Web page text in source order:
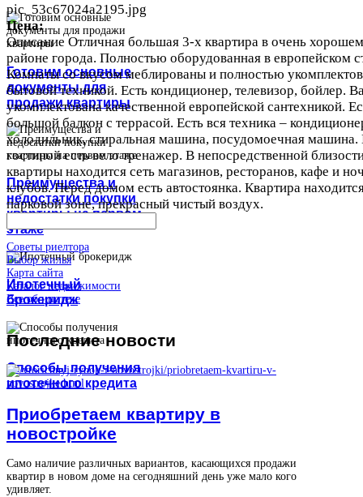
Готовим основные
документы для
продажи квартиры
Преимущества и
недостатки покупки
квартиры на первом
этаже
Ипотечный
брокеридж
Способы получения
ипотечного кредита
pic_53c67024a2195.jpg
Цена:
Описание Отличная большая 3-х квартира в очень хорошем
районе города. Полностью оборудованная в европейском
Комнаты со вкусом меблированы и полностью
бытовой техникой. Есть кондиционер, телевизор, бойлер.
укомплектована качественной европейской сантехникой.
большой балкон с террасой. Есть вся техника –
холодильник, стиральная машина, посудомоечная машина.
гостиной есть вело тренажер. В непосредственной
квартиры находится сеть магазинов, ресторанов, кафе и
клубов. Перед домом есть автостоянка. Квартира
парковой зоне, прекрасный чистый воздух.
Советы риелтора
Выбор жилья
Карта сайта
Каталог недвижимости
Все об ипотеке
Последниеновости
Приобретаем квартиру в
новостройке
Само наличие различных вариантов, касающихся продажи
квартир в новом доме на сегодняшний день уже мало кого
удивляет.